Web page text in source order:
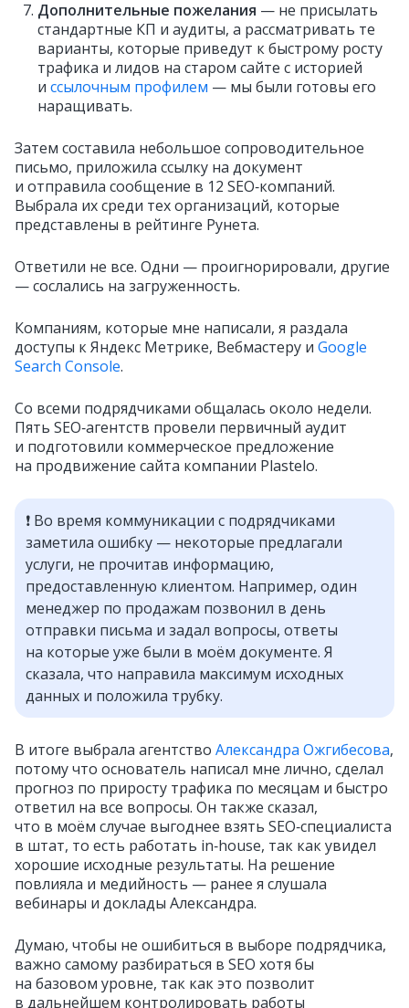
Дополнительные пожелания — не присылать
стандартные КП и аудиты, а рассматривать те
варианты, которые приведут к быстрому росту
трафика и лидов на старом сайте с историей
и ссылочным профилем — мы были готовы его
наращивать.
Затем составила небольшое сопроводительное
письмо, приложила ссылку на документ
и отправила сообщение в 12 SEO‑компаний.
Выбрала их среди тех организаций, которые
представлены в рейтинге Рунета.
Ответили не все. Одни — проигнорировали, другие
— сослались на загруженность.
Компаниям, которые мне написали, я раздала
доступы к Яндекс Метрике, Вебмастеру и Google
Search Console.
Со всеми подрядчиками общалась около недели.
Пять SEO‑агентств провели первичный аудит
и подготовили коммерческое предложение
на продвижение сайта компании Plastelo.
❗ Во время коммуникации с подрядчиками
заметила ошибку — некоторые предлагали
услуги, не прочитав информацию,
предоставленную клиентом. Например, один
менеджер по продажам позвонил в день
отправки письма и задал вопросы, ответы
на которые уже были в моём документе. Я
сказала, что направила максимум исходных
данных и положила трубку.
В итоге выбрала агентство Александра Ожгибесова,
потому что основатель написал мне лично, сделал
прогноз по приросту трафика по месяцам и быстро
ответил на все вопросы. Он также сказал,
что в моём случае выгоднее взять SEO‑специалиста
в штат, то есть работать in‑house, так как увидел
хорошие исходные результаты. На решение
повлияла и медийность — ранее я слушала
вебинары и доклады Александра.
Думаю, чтобы не ошибиться в выборе подрядчика,
важно самому разбираться в SEO хотя бы
на базовом уровне, так как это позволит
в дальнейшем контролировать работы